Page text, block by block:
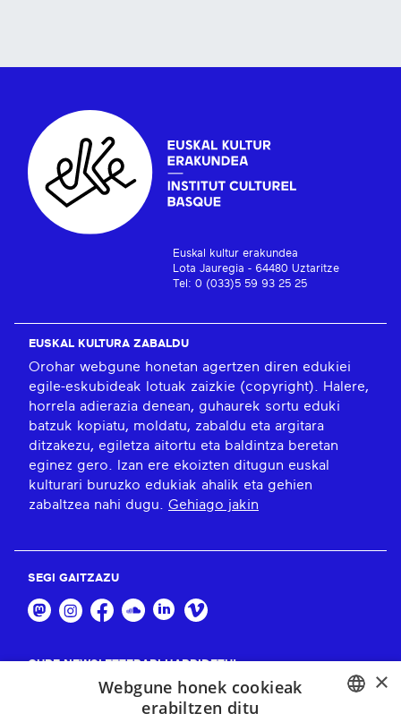
Euskal kultur erakundea
Lota Jauregia - 64480 Uztaritze
Tel: 0 (033)5 59 93 25 25
EUSKAL KULTURA ZABALDU
Orohar webgune honetan agertzen diren edukiei
egile-eskubideak lotuak zaizkie (copyright). Halere,
horrela adierazia denean, guhaurek sortu eduki
batzuk kopiatu, moldatu, zabaldu eta argitara
ditzakezu, egiletza aitortu eta baldintza beretan
eginez gero. Izan ere ekoizten ditugun euskal
kulturari buruzko edukiak ahalik eta gehien
zabaltzea nahi dugu. Gehiago jakin
SEGI GAITZAZU
GURE NEWSLETTERARI HARPIDETU!
×
Webgune honek cookieak
erabiltzen ditu